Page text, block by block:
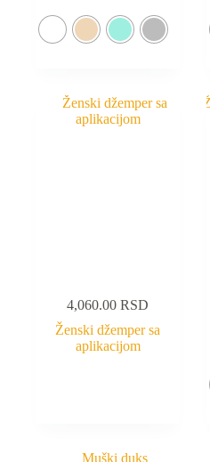
4,060.00RSD
Ženski džemper sa
aplikacijom